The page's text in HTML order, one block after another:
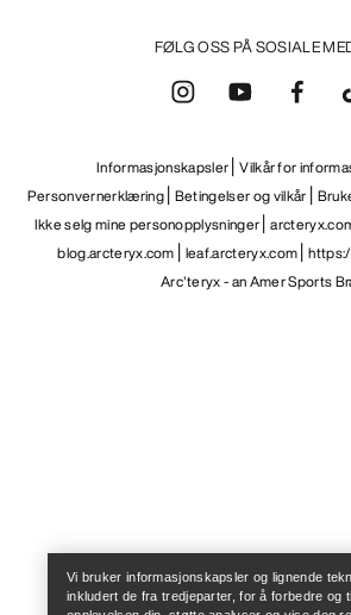
Help
FØLG OSS PÅ SOSIALE
Informasjonskapsler Vilkår for
Personvernerklæring Betingelser og vilkår
Ikke selg mine personopplysninger
blog.arcteryx.com leaf.arcteryx.com
Arc'teryx - an Amer Sports
Vi bruker informasjonskapsler og lignende
inkludert de fra tredjeparter, for å forbedre og